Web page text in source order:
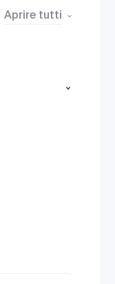
Aprire tutti